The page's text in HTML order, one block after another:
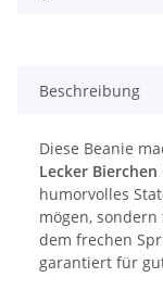
Beschreibung
Diese Beanie
Lecker
humorvolles
mögen,
dem frechen
garantiert für